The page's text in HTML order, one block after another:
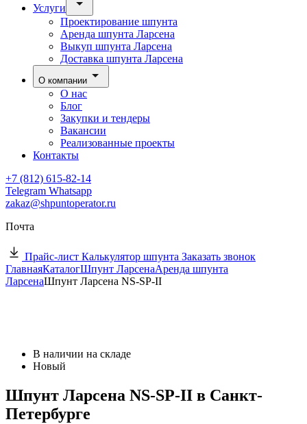
Услуги
Проектирование шпунта
Аренда шпунта Ларсена
Выкуп шпунта Ларсена
Доставка шпунта Ларсена
О компании
О нас
Блог
Закупки и тендеры
Вакансии
Реализованные проекты
Контакты
+7 (812) 615-82-14
Telegram Whatsapp
zakaz@shpuntoperator.ru
Почта
Прайс-лист Калькулятор шпунта Заказать звонок
ГлавнаяКаталогШпунт ЛарсенаАренда шпунта
ЛарсенаШпунт Ларсена NS-SP-II
В наличии на складе
Новый
Шпунт Ларсена NS-SP-II в Санкт-
Петербурге